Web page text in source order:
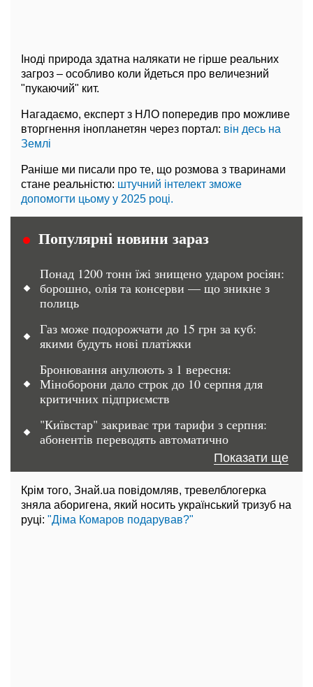
Іноді природа здатна налякати не гірше реальних
загроз – особливо коли йдеться про величезний
"пукаючий" кит.
Нагадаємо, експерт з НЛО попередив про можливе
вторгнення інопланетян через портал: він десь на
Землі
Раніше ми писали про те, що розмова з тваринами
стане реальністю: штучний інтелект зможе
допомогти цьому у 2025 році.
Популярні новини зараз
Понад 1200 тонн їжі знищено ударом росіян:
борошно, олія та консерви — що зникне з
полиць
Газ може подорожчати до 15 грн за куб:
якими будуть нові платіжки
Бронювання анулюють з 1 вересня:
Міноборони дало строк до 10 серпня для
критичних підприємств
"Київстар" закриває три тарифи з серпня:
абонентів переводять автоматично
Показати ще
Крім того, Знай.ua повідомляв, тревелблогерка
зняла аборигена, який носить український тризуб на
руці: "Діма Комаров подарував?"